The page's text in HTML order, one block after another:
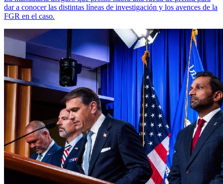
dar a conocer las distintas líneas de investigación y los avences de la
FGR en el caso.